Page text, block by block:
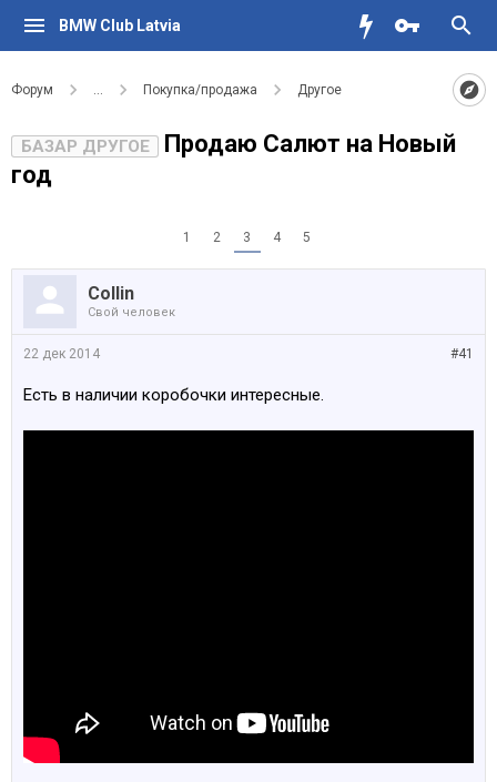
BMW Club Latvia
Форум ... Покупка/продажа Другое
БАЗАР ДРУГОЕ
Продаю Салют на Новый
год
1 2 3 4 5
Collin
Свой человек
#41
22 дек 2014
Есть в наличии коробочки интересные.